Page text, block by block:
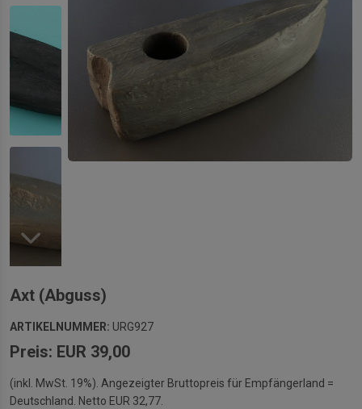
Axt (Abguss)
ARTIKELNUMMER: URG927
Preis: EUR 39,00
(inkl. MwSt. 19%). Angezeigter Bruttopreis für Empfängerland =
Deutschland. Netto EUR 32,77.